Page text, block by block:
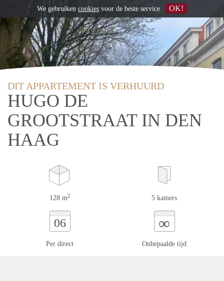
DIT APPARTEMENT IS VERHUURD
HUGO DE
GROOTSTRAAT IN DEN
HAAG
128 m2 5 kamers
06
Per direct
∞
Onbepaalde tijd
We gebruiken cookies voor de beste service OK!